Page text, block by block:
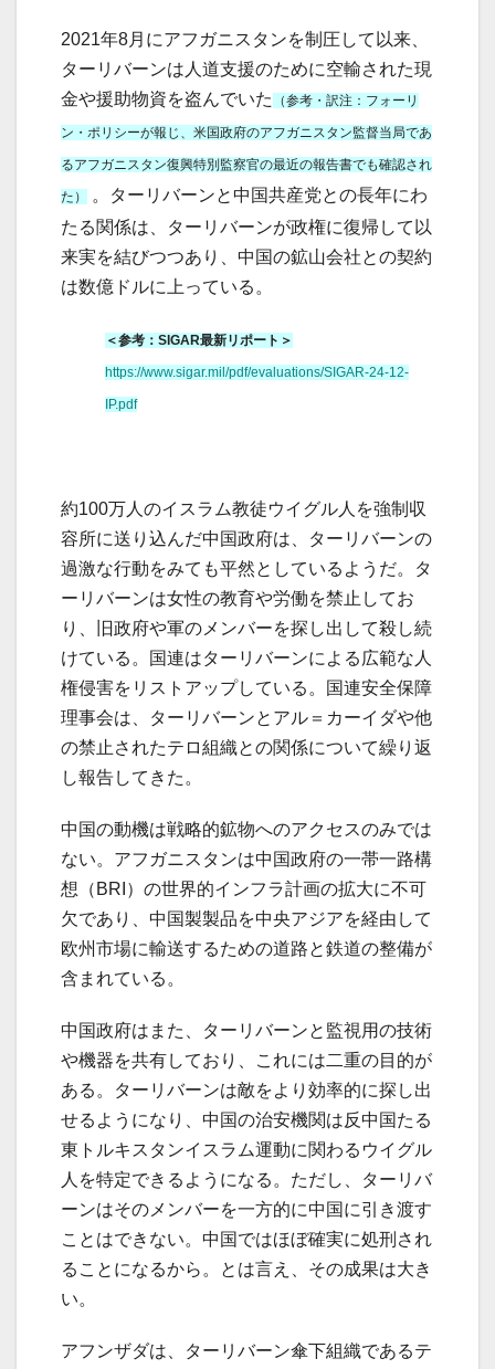
2021年8月にアフガニスタンを制圧して以来、
ターリバーンは人道支援のために空輸された現
金や援助物資を盗んでいた
（参考・訳注：フォーリ
ン・ポリシーが報じ、米国政府のアフガニスタン監督当局であ
るアフガニスタン復興特別監察官の最近の報告書でも確認され
た）
。ターリバーンと中国共産党との長年にわ
たる関係は、ターリバーンが政権に復帰して以
来実を結びつつあり、中国の鉱山会社との契約
は数億ドルに上っている。
＜参考：SIGAR最新リポート＞
https://www.sigar.mil/pdf/evaluations/SIGAR-24-12-
IP.pdf
約100万人のイスラム教徒ウイグル人を強制収
容所に送り込んだ中国政府は、ターリバーンの
過激な行動をみても平然としているようだ。タ
ーリバーンは女性の教育や労働を禁止してお
り、旧政府や軍のメンバーを探し出して殺し続
けている。国連はターリバーンによる広範な人
権侵害をリストアップしている。国連安全保障
理事会は、ターリバーンとアル＝カーイダや他
の禁止されたテロ組織との関係について繰り返
し報告してきた。
中国の動機は戦略的鉱物へのアクセスのみでは
ない。アフガニスタンは中国政府の一帯一路構
想（BRI）の世界的インフラ計画の拡大に不可
欠であり、中国製製品を中央アジアを経由して
欧州市場に輸送するための道路と鉄道の整備が
含まれている。
中国政府はまた、ターリバーンと監視用の技術
や機器を共有しており、これには二重の目的が
ある。ターリバーンは敵をより効率的に探し出
せるようになり、中国の治安機関は反中国たる
東トルキスタンイスラム運動に関わるウイグル
人を特定できるようになる。ただし、ターリバ
ーンはそのメンバーを一方的に中国に引き渡す
ことはできない。中国ではほぼ確実に処刑され
ることになるから。とは言え、その成果は大き
い。
アフンザダは、ターリバーン傘下組織であるテ